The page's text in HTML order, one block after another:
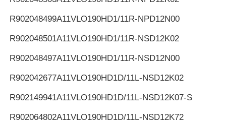
R902048499A11VLO190HD1/11R-NPD12N00
R902048501A11VLO190HD1/11R-NSD12K02
R902048497A11VLO190HD1/11R-NSD12N00
R902042677A11VLO190HD1D/11L-NSD12K02
R902149941A11VLO190HD1D/11L-NSD12K07-S
R902064802A11VLO190HD1D/11L-NSD12K72